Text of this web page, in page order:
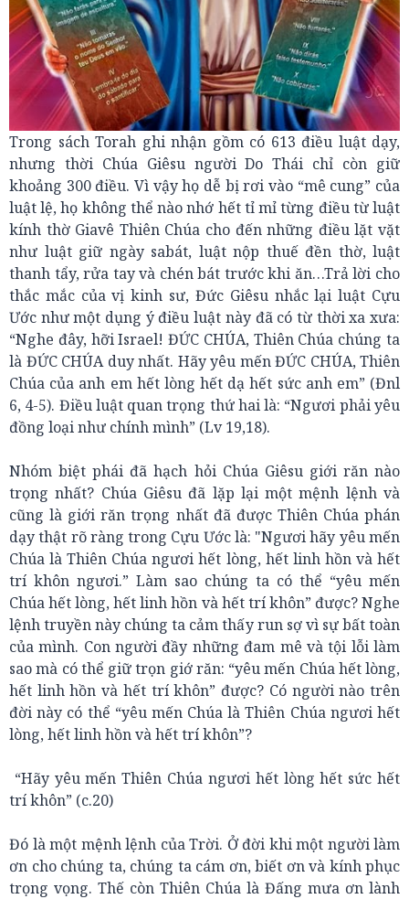
Trong sách Torah ghi nhận gồm có 613 điều luật dạy,
nhưng thời Chúa Giêsu người Do Thái chỉ còn giữ
khoảng 300 điều. Vì vậy họ dễ bị rơi vào “mê cung” của
luật lệ, họ không thể nào nhớ hết tỉ mỉ từng điều từ luật
kính thờ Giavê Thiên Chúa cho đến những điều lặt vặt
như luật giữ ngày sabát, luật nộp thuế đền thờ, luật
thanh tẩy, rửa tay và chén bát trước khi ăn…Trả lời cho
thắc mắc của vị kinh sư, Đức Giêsu nhắc lại luật Cựu
Ước như một dụng ý điều luật này đã có từ thời xa xưa:
“Nghe đây, hỡi Israel! ĐỨC CHÚA, Thiên Chúa chúng ta
là ĐỨC CHÚA duy nhất. Hãy yêu mến ĐỨC CHÚA, Thiên
Chúa của anh em hết lòng hết dạ hết sức anh em” (Đnl
6, 4-5). Điều luật quan trọng thứ hai là: “Ngươi phải yêu
đồng loại như chính mình” (Lv 19,18).
Nhóm biệt phái đã hạch hỏi Chúa Giêsu giới răn nào
trọng nhất? Chúa Giêsu đã lặp lại một mệnh lệnh và
cũng là giới răn trọng nhất đã được Thiên Chúa phán
dạy thật rõ ràng trong Cựu Ước là: "Ngươi hãy yêu mến
Chúa là Thiên Chúa ngươi hết lòng, hết linh hồn và hết
trí khôn ngươi.” Làm sao chúng ta có thể “yêu mến
Chúa hết lòng, hết linh hồn và hết trí khôn” được? Nghe
lệnh truyền này chúng ta cảm thấy run sợ vì sự bất toàn
của mình. Con người đầy những đam mê và tội lỗi làm
sao mà có thể giữ trọn giớ răn: “yêu mến Chúa hết lòng,
hết linh hồn và hết trí khôn” được? Có người nào trên
đời này có thể “yêu mến Chúa là Thiên Chúa ngươi hết
lòng, hết linh hồn và hết trí khôn”?
“Hãy yêu mến Thiên Chúa ngươi hết lòng hết sức hết
trí khôn” (c.20)
Đó là một mệnh lệnh của Trời. Ở đời khi một người làm
ơn cho chúng ta, chúng ta cám ơn, biết ơn và kính phục
trọng vọng. Thế còn Thiên Chúa là Đấng mưa ơn lành